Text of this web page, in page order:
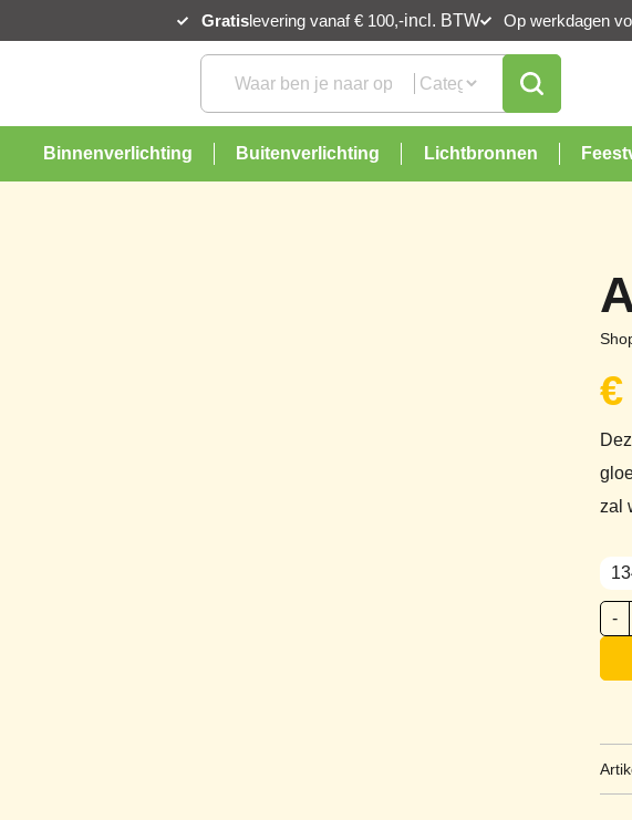
Gratislevering vanaf € 100,-incl. BTW Op werkdagen
Binnenverlichting Buitenverlichting Lichtbronnen
€
zal
-